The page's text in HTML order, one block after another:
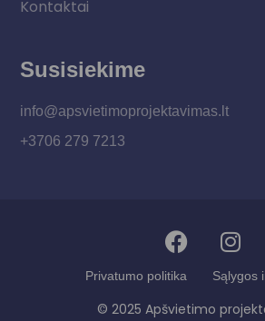
Kontaktai
Susisiekime
info@apsvietimoprojektavimas.lt
+3706 279 7213
Privatumo politika Sąlygos
© 2025 Apšvietimo